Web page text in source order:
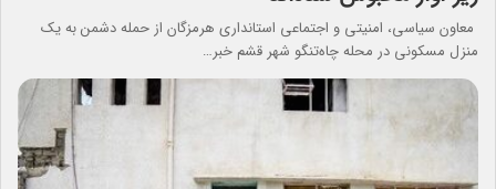
معاون سیاسی، امنیتی و اجتماعی استانداری هرمزگان از حمله دشمن به یک
منزل مسکونی در محله چاه‌تنگو شهر قشم خبر…